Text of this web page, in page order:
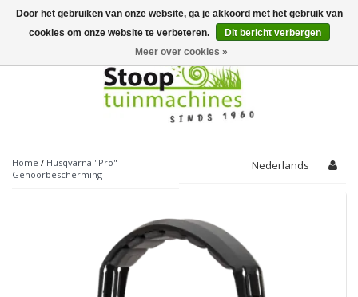
Toggle
navigation
Home / Husqvarna "Pro"
Gehoorbescherming
Nederlands
Door het gebruiken van onze website, ga je akkoord met het gebruik van
cookies om onze website te verbeteren.
Dit bericht verbergen
Meer over cookies »